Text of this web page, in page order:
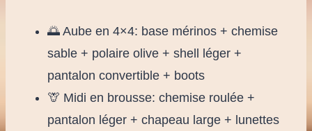
🌅 Aube en 4×4: base mérinos + chemise
sable + polaire olive + shell léger +
pantalon convertible + boots
🦒 Midi en brousse: chemise roulée +
pantalon léger + chapeau large + lunettes